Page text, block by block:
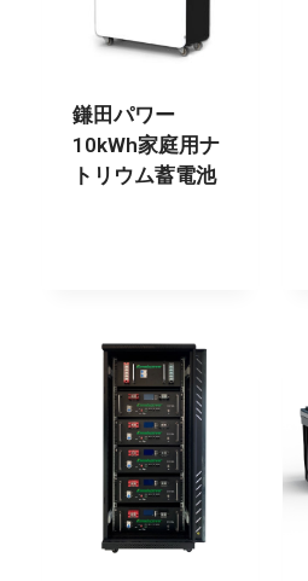
鎌田パワー
10kWh家庭用ナ
トリウム蓄電池